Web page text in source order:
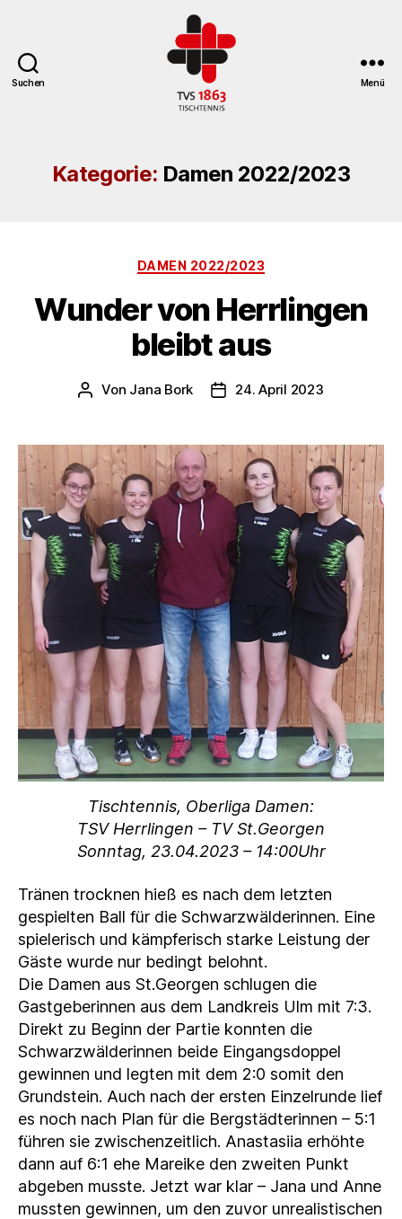
Suchen
Tischtennisabteilung
Menü
Kategorie: Damen 2022/2023
Kategorien
DAMEN 2022/2023
Wunder von Herrlingen
bleibt aus
Beitragsautor
Von Jana Bork Veröffentlichungsdatum
24. April 2023
Tischtennis, Oberliga Damen:
TSV Herrlingen – TV St.Georgen
Sonntag, 23.04.2023 – 14:00Uhr
Tränen trocknen hieß es nach dem letzten
gespielten Ball für die Schwarzwälderinnen. Eine
spielerisch und kämpferisch starke Leistung der
Gäste wurde nur bedingt belohnt.
Die Damen aus St.Georgen schlugen die
Gastgeberinnen aus dem Landkreis Ulm mit 7:3.
Direkt zu Beginn der Partie konnten die
Schwarzwälderinnen beide Eingangsdoppel
gewinnen und legten mit dem 2:0 somit den
Grundstein. Auch nach der ersten Einzelrunde lief
es noch nach Plan für die Bergstädterinnen – 5:1
führen sie zwischenzeitlich. Anastasiia erhöhte
dann auf 6:1 ehe Mareike den zweiten Punkt
abgeben musste. Jetzt war klar – Jana und Anne
mussten gewinnen, um den zuvor unrealistischen